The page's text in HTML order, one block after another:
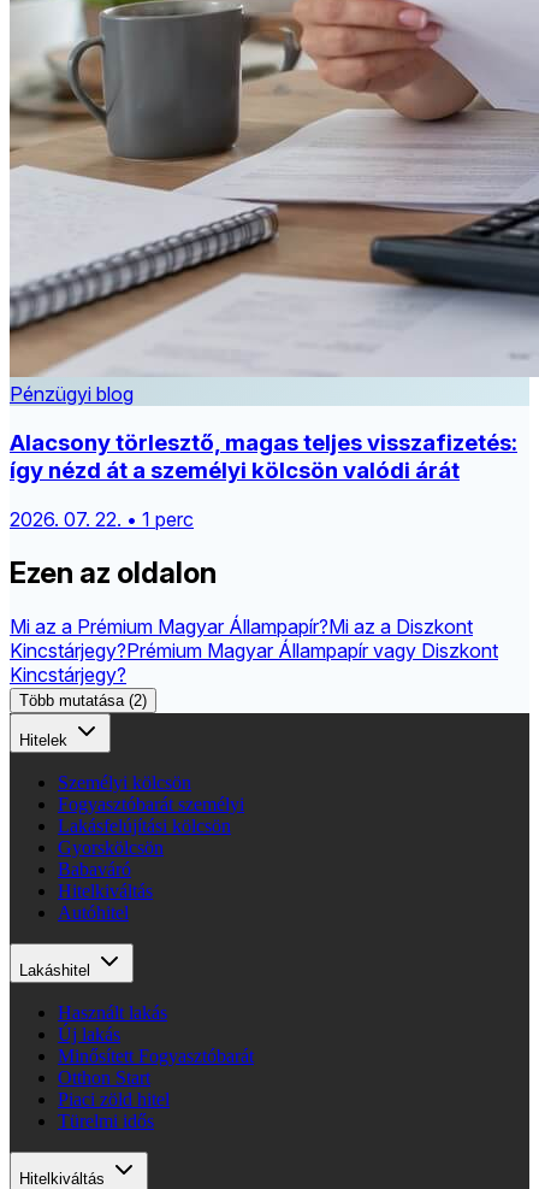
Pénzügyi blog
Alacsony törlesztő, magas teljes visszafizetés:
így nézd át a személyi kölcsön valódi árát
2026. 07. 22. • 1 perc
Ezen az oldalon
Mi az a Prémium Magyar Állampapír?Mi az a Diszkont
Kincstárjegy?Prémium Magyar Állampapír vagy Diszkont
Kincstárjegy?
Több mutatása (2)
Hitelek
Személyi kölcsön
Fogyasztóbarát személyi
Lakásfelújítási kölcsön
Gyorskölcsön
Babaváró
Hitelkiváltás
Autóhitel
Lakáshitel
Használt lakás
Új lakás
Minősített Fogyasztóbarát
Otthon Start
Piaci zöld hitel
Türelmi idős
Hitelkiváltás